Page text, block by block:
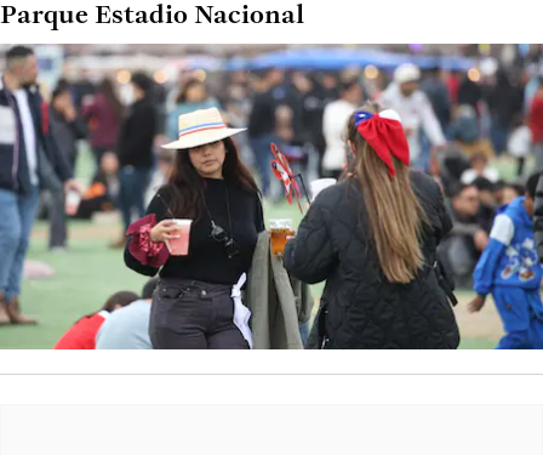
Parque Estadio Nacional